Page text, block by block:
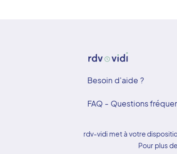
Besoin d'aide ?
FAQ - Questions
rdv-vidi met à votre
Pour plus